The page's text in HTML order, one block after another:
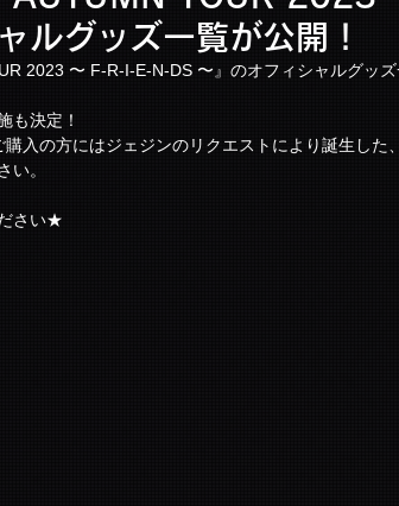
ルグッズ一覧が公開！
2023 〜 F-R-I-E-N-DS 〜』のオフィシャルグッ
も決定！
入の方にはジェジンのリクエストにより誕生した
い。
さい★